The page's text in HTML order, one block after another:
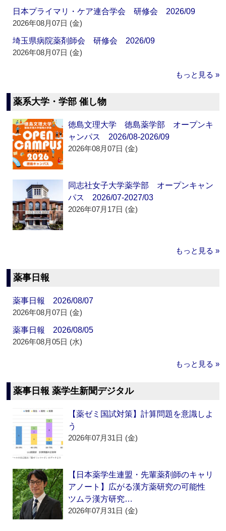
日本プライマリ・ケア連合学会 研修会 2026/09
2026年08月07日 (金)
埼玉県病院薬剤師会 研修会 2026/09
2026年08月07日 (金)
もっと見る »
薬系大学・学部 催し物
徳島文理大学 徳島薬学部 オープンキ
ャンパス 2026/08-2026/09
2026年08月07日 (金)
同志社女子大学薬学部 オープンキャン
パス 2026/07-2027/03
2026年07月17日 (金)
もっと見る »
薬事日報
薬事日報 2026/08/07
2026年08月07日 (金)
薬事日報 2026/08/05
2026年08月05日 (水)
もっと見る »
薬事日報 薬学生新聞デジタル
【薬ゼミ国試対策】計算問題を意識しよ
う
2026年07月31日 (金)
【日本薬学生連盟・先輩薬剤師のキャリ
アノート】広がる漢方薬研究の可能性
ツムラ漢方研究…
2026年07月31日 (金)